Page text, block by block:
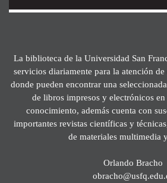
La biblioteca de la Universidad San
servicios diariamente para la atención de
donde pueden encontrar una
de libros impresos y electrónicos en
conocimiento, además cuenta con
importantes revistas científicas y
de materiales multimedia
Orlando Bracho